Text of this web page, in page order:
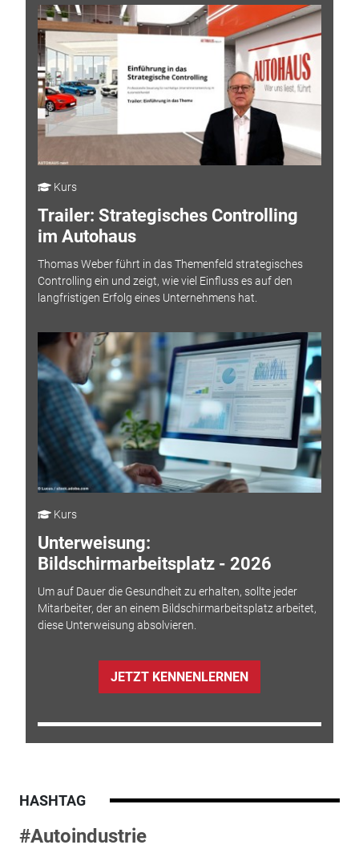
Kurs
Trailer: Strategisches Controlling
im Autohaus
Thomas Weber führt in das Themenfeld strategisches
Controlling ein und zeigt, wie viel Einfluss es auf den
langfristigen Erfolg eines Unternehmens hat.
Kurs
Unterweisung:
Bildschirmarbeitsplatz - 2026
Um auf Dauer die Gesundheit zu erhalten, sollte jeder
Mitarbeiter, der an einem Bildschirmarbeitsplatz arbeitet,
diese Unterweisung absolvieren.
JETZT KENNENLERNEN
HASHTAG
#Autoindustrie